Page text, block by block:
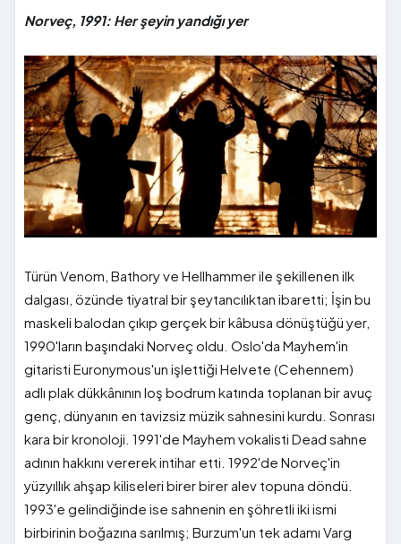
Norveç, 1991: Her şeyin yandığı yer
Türün Venom, Bathory ve Hellhammer ile şekillenen ilk
dalgası, özünde tiyatral bir şeytancılıktan ibaretti; İşin bu
maskeli balodan çıkıp gerçek bir kâbusa dönüştüğü yer,
1990'ların başındaki Norveç oldu. Oslo'da Mayhem'in
gitaristi Euronymous'un işlettiği Helvete (Cehennem)
adlı plak dükkânının loş bodrum katında toplanan bir avuç
genç, dünyanın en tavizsiz müzik sahnesini kurdu. Sonrası
kara bir kronoloji. 1991'de Mayhem vokalisti Dead sahne
adının hakkını vererek intihar etti. 1992'de Norveç'in
yüzyıllık ahşap kiliseleri birer birer alev topuna döndü.
1993'e gelindiğinde ise sahnenin en şöhretli iki ismi
birbirinin boğazına sarılmış; Burzum'un tek adamı Varg